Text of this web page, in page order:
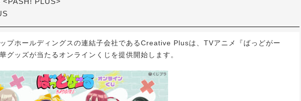
プホールディングスの連結子会社であるCreative Plusは、TVアニメ『ばっどがー
グッズが当たるオンラインくじを提供開始します。